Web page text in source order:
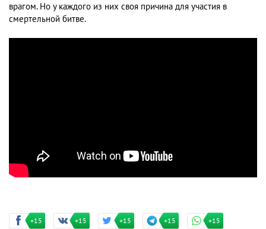
врагом. Но у каждого из них своя причина для участия в
смертельной битве.
+15 +15 +15 +15 +15